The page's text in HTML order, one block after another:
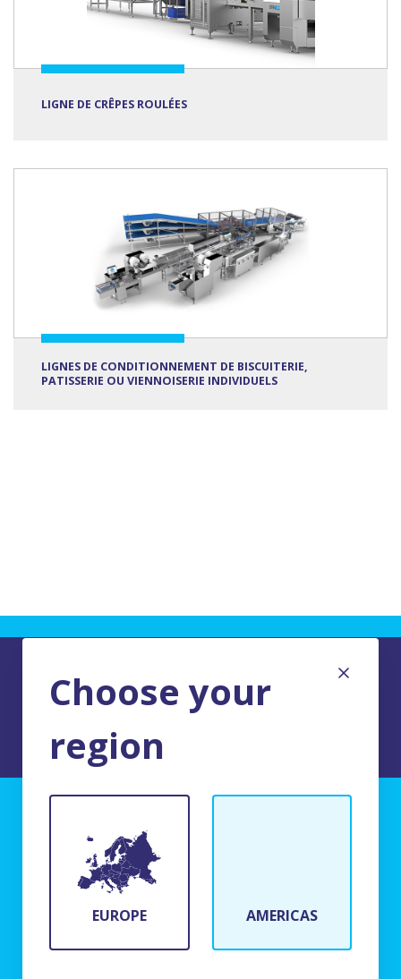
LIGNE DE CRÊPES ROULÉES
LIGNES DE CONDITIONNEMENT DE BISCUITERIE,
PATISSERIE OU VIENNOISERIE INDIVIDUELS
Choose your
region
EUROPE AMERICAS
BFR Systems
24 rue du Bois Chaland
91090 Lisses, France